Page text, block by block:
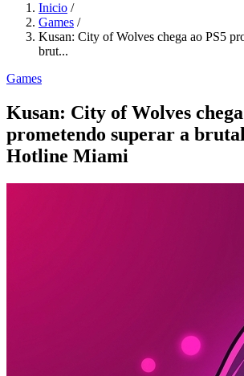
Inicio /
Games /
Kusan: City of Wolves chega ao PS5
brut...
Games
Kusan: City of Wolves
prometendo superar a
Hotline Miami